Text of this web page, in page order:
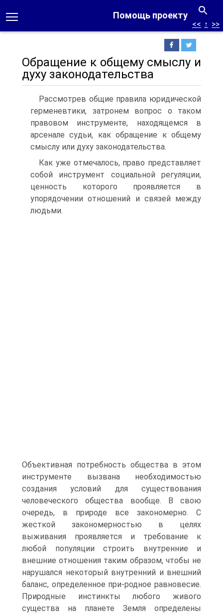
Помощь проекту
<< ↑ >>
Обращение к общему смыслу и
духу законодательства
Рассмотрев общие правила юридической
герменевтики, затронем вопрос о таком
правовом инструменте, находящемся в
арсенале судьи, как обращение к общему
смыслу или духу законодательства.
Как уже отмечалось, право представляет
собой инструмент социальной регуляции,
ценность которого проявляется в
упорядочении отношений и связей между
людьми.
Объективная потребность общества в этом
инструменте вызвана необходимостью
создания условий для существования
человеческого общества вообще. В свою
очередь, в природе все закономерно. С
жесткой закономерностью в целях
выживания проявляется и требование к
любой популяции строить внутренние и
внешние отношения таким образом, чтобы не
нарушался некоторый внутренний и внешний
баланс, определенное при-родное равновесие.
Природные инстинкты любого живого
существа на планете Земля определены